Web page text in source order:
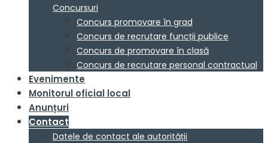
Concursuri
Concurs promovare în grad
Concurs de recrutare funcții publice
Concurs de promovare în clasă
Concurs de recrutare personal contractual
Evenimente
Monitorul oficial local
Anunțuri
Contact
Datele de contact ale autorității